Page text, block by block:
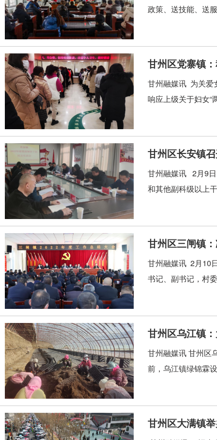
政策、送技能、送
甘州区党寨镇
甘州融媒讯 为关爱
响应上级关于妇女“
甘州区长安镇
甘州融媒讯 2月9日
和其他副科级以上
甘州区三闸镇
甘州融媒讯 2月10
书记、副书记，村
甘州区乌江镇
甘州融媒讯 甘州区
前，乌江镇绿锦霖
甘州区大满镇